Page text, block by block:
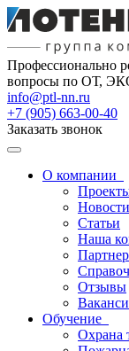
Профессионально
вопросы по ОТ,
info@ptl-nn.ru
+7 (905) 663-00-40
Заказать звонок
О компании
Новости
Статьи
Наша
Отзывы
Обучение
Охрана